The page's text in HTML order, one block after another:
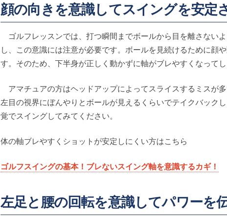
顔の向きを意識してスイングを安定
ゴルフレッスンでは、打つ瞬間までボールから目を離さない
し、この意識には注意が必要です。ボールを見続けるために顔
す。そのため、下半身が正しく動かずに軸がブレやすくなってし
アマチュアの方はヘッドアップによってスライスするミスが
左目の視界にぼんやりとボールが見えるくらいでテイクバック
覚でスイングしてみてください。
体の軸ブレやすくショットが安定しにくい方はこちら
ゴルフスイングの基本！ブレないスイング軸を意識するカギ！
左足と腰の回転を意識してパワーを